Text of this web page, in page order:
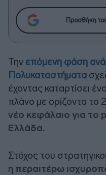
Προσθήκη
Την επόμενη φάση
Πολυκαταστήματα
έχοντας καταρτίσει
πλάνο με ορίζοντα το
νέο κεφάλαιο για
Ελλάδα.
Στόχος του
η περαιτέρω